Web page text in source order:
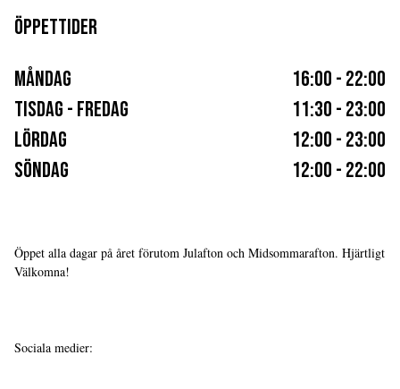
Öppet alla dagar på året förutom Julafton och Midsommarafton. Hjärtligt
Välkomna!
Sociala medier:
ÖPPETTIDER
MÅNDAG
16:00 - 22:00
TISDAG - FREDAG
11:30 - 23:00
LÖRDAG
12:00 - 23:00
SÖNDAG
12:00 - 22:00